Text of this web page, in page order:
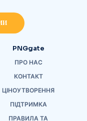
PNGgate
ПРО НАС
КОНТАКТ
ЦІНОУТВОРЕННЯ
ПІДТРИМКА
ПРАВИЛА ТА